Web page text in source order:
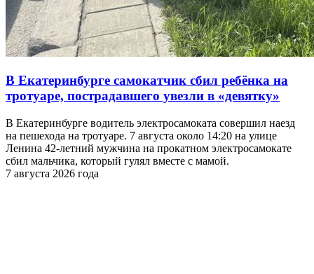
В Екатеринбурге самокатчик сбил ребёнка на
тротуаре, пострадавшего увезли в «девятку»
В Екатеринбурге водитель электросамоката совершил наезд
на пешехода на тротуаре. 7 августа около 14:20 на улице
Ленина 42-летний мужчина на прокатном электросамокате
сбил мальчика, который гулял вместе с мамой.
7 августа 2026 года